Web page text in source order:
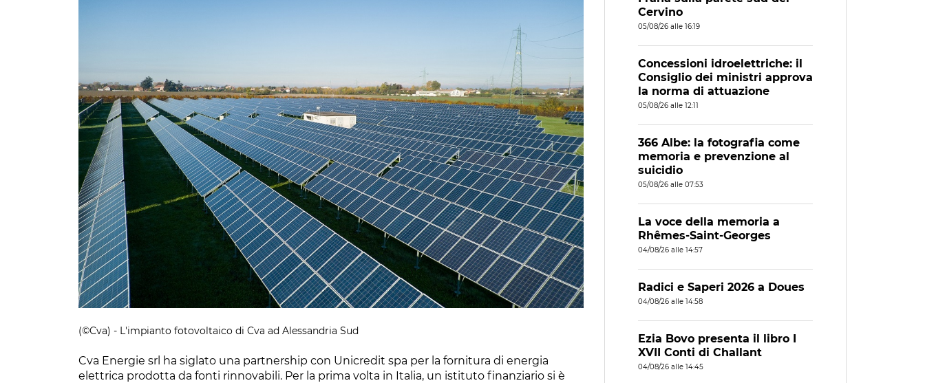
(©Cva) - L'impianto fotovoltaico di Cva ad Alessandria Sud
Cva Energie srl ha siglato una partnership con Unicredit spa per la fornitura di energia
elettrica prodotta da fonti rinnovabili. Per la prima volta in Italia, un istituto finanziario si è
Cervino
05/08/26 alle 16:19
Concessioni idroelettriche: il
Consiglio dei ministri approva
la norma di attuazione
05/08/26 alle 12:11
366 Albe: la fotografia come
memoria e prevenzione al
suicidio
05/08/26 alle 07:53
La voce della memoria a
Rhêmes-Saint-Georges
04/08/26 alle 14:57
Radici e Saperi 2026 a Doues
04/08/26 alle 14:58
Ezia Bovo presenta il libro I
XVII Conti di Challant
04/08/26 alle 14:45